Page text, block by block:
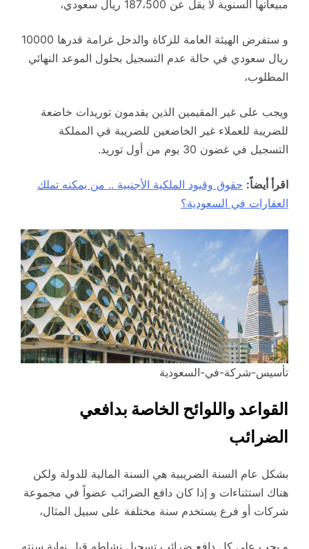
مبيعاتها السنوية لا يقل عن 187،500 ريال سعودي،
و ستفرض الهيئة العامة للزكاة والدخل غرامة قدرها 10000
ريال سعودي في حالة عدم التسجيل بحلول الموعد النهائي
المطلوب،
ويجب على غير المقيمين الذين يقدمون توريدات خاضعة
للضريبة للعملاء غير الخاضعين للضريبة في المملكة
التسجيل في غضون 30 يوم من أول توريد.
اقرأ أيضاً: حقوق وقيود الملكية الأجنبية .. من يمكنه تملك
العقارات في السعودية؟
تأسيس-شركة-في-السعودية
القواعد واللوائح الخاصة بدافعي
الضرائب
بشكل عام السنة الضريبية هي السنة المالية للدولة ولكن
هناك استثناءات و إذا كان دافع الضرائب عضواً في مجموعة
شركات أو فرع يستخدم سنة مختلفة على سبيل المثال،
و يجب على كل دافع ضرائب تسجيل نشاطه قبل نهاية سنته